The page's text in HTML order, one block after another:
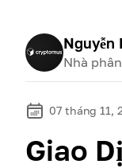
Nguyễn
Nhà
07 tháng 11,
Giao